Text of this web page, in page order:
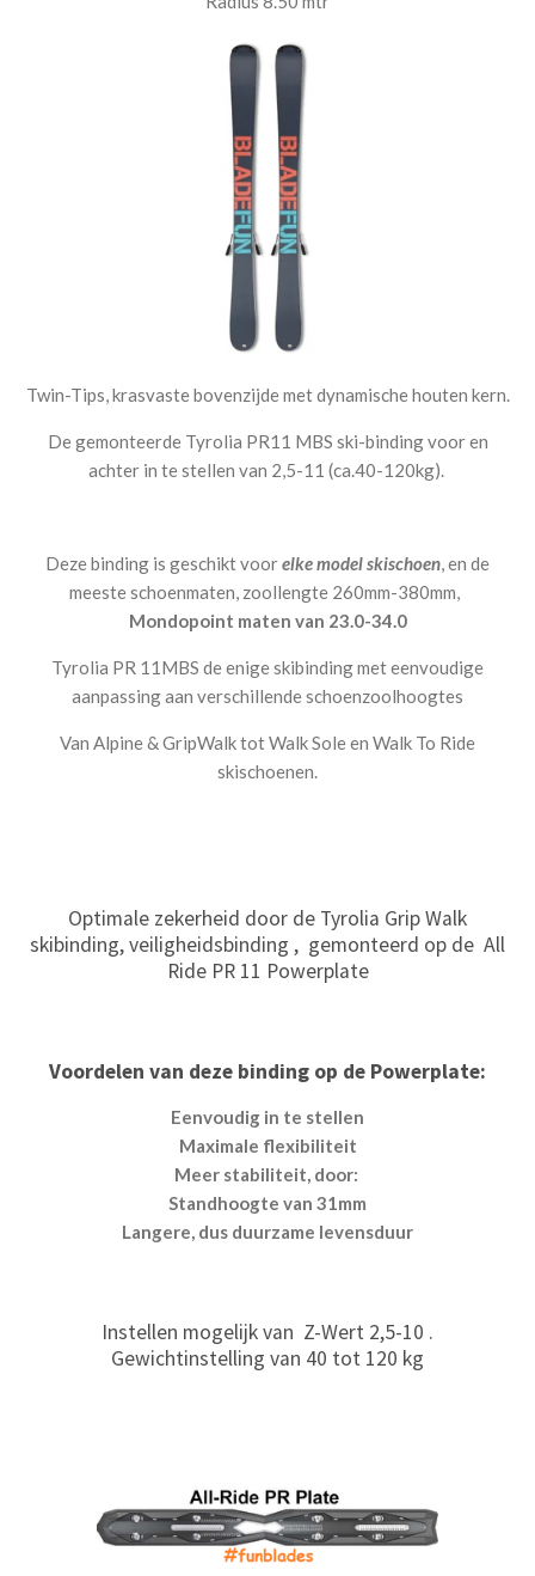
Twin-Tips, krasvaste bovenzijde met dynamische houten kern.
De gemonteerde Tyrolia PR11 MBS ski-binding voor en
achter in te stellen van 2,5-11 (ca.40-120kg).
Deze binding is geschikt voorelke model skischoen, en de
meeste schoenmaten, zoollengte 260mm-380mm,
Mondopoint maten van 23.0-34.0
Tyrolia PR 11MBS de enige skibinding met eenvoudige
aanpassing aan verschillende schoenzoolhoogtes
Van Alpine & GripWalk tot Walk Sole en Walk To Ride
skischoenen.
Optimale zekerheid door de Tyrolia Grip Walk
skibinding, veiligheidsbinding , gemonteerd op de All
Ride PR 11 Powerplate
Voordelen van deze binding op de Powerplate:
Eenvoudig in te stellen
Maximale flexibiliteit
Meer stabiliteit, door:
Standhoogte van 31mm
Langere, dus duurzame levensduur
Instellen mogelijk van Z-Wert 2,5-10 .
Gewichtinstelling van 40 tot 120 kg